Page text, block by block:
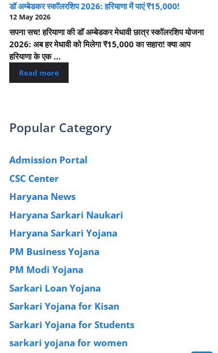
डॉ अम्बेडकर स्कॉलरशिप 2026: हरियाणा में पाएं ₹15,000!
12 May 2026
सपना सच! हरियाणा की डॉ अम्बेडकर मेधावी छात्र स्कॉलरशिप योजना
2026: अब हर मेधावी को मिलेगा ₹15,000 का सहारा! क्या आप
हरियाणा के एक ...
Read more
Popular Category
Admission Portal
CSC Center
Haryana News
Haryana Sarkari Naukari
Haryana Sarkari Yojana
PM Business Yojana
PM Modi Yojana
Sarkari Loan Yojana
Sarkari Yojana for Kisan
Sarkari Yojana for Students
sarkari yojana for women